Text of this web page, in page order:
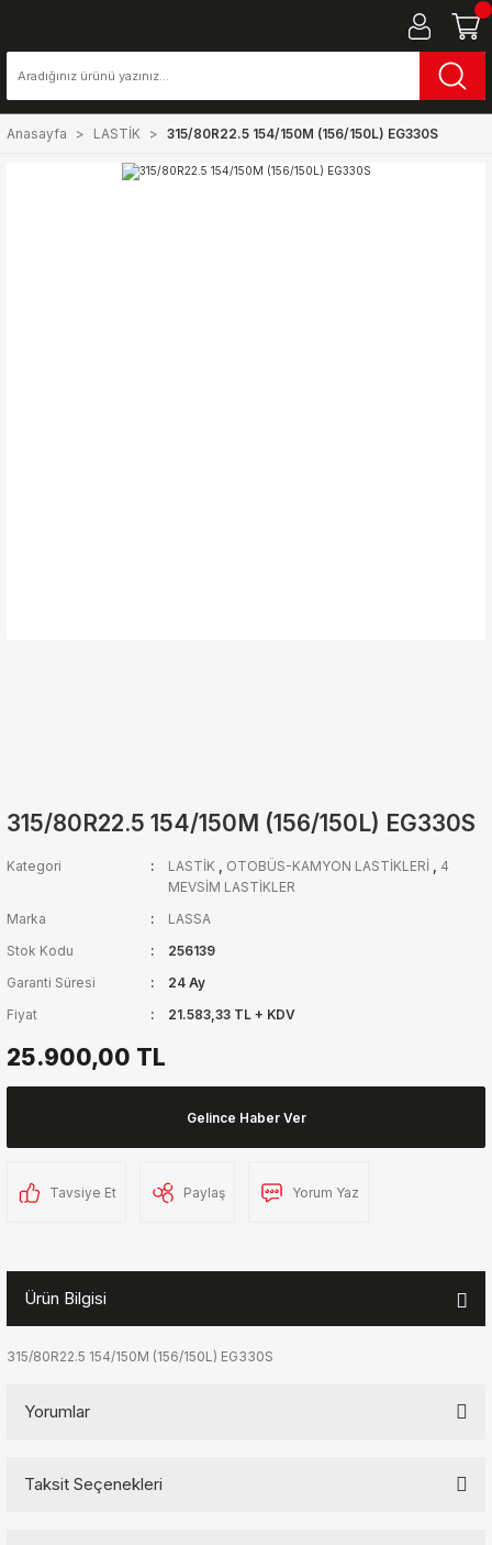
Anasayfa LASTİK 315/80R22.5 154/150M (156/150L) EG330S
315/80R22.5 154/150M (156/150L) EG330S
Kategori LASTİK , OTOBÜS-KAMYON LASTİKLERİ , 4
MEVSİM LASTİKLER
Marka
LASSA
Stok Kodu
256139
Garanti Süresi
24 Ay
Fiyat
21.583,33 TL + KDV
25.900,00 TL
Gelince Haber Ver
Tavsiye Et Paylaş Yorum Yaz
Ürün Bilgisi
315/80R22.5 154/150M (156/150L) EG330S
Yorumlar
Taksit Seçenekleri